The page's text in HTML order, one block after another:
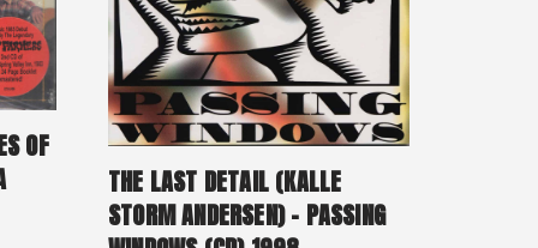
OF
THE LAST DETAIL (KALLE
STORM ANDERSEN) – PASSING